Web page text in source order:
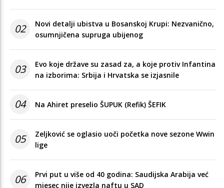
02
Novi detalji ubistva u Bosanskoj Krupi: Nezvanično,
osumnjičena supruga ubijenog
03
Evo koje države su zasad za, a koje protiv Infantina
na izborima: Srbija i Hrvatska se izjasnile
04 Na Ahiret preselio ŠUPUK (Refik) ŠEFIK
05
Zeljković se oglasio uoči početka nove sezone Wwin
lige
06
Prvi put u više od 40 godina: Saudijska Arabija već
mjesec nije izvezla naftu u SAD